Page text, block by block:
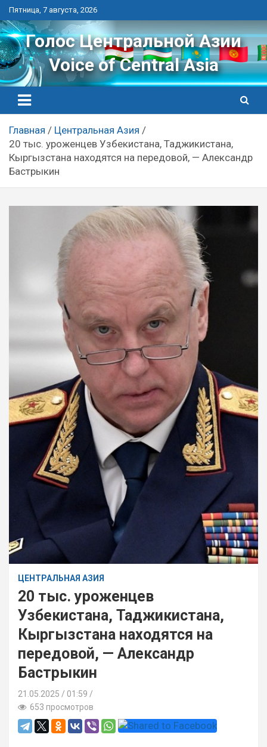
Перейти
к
контенту
Пятница, 7 августа, 2026
Голос Центральной Азии
Voice of Central Asia
Главная
Центральная Азия
20 тыс. уроженцев Узбекистана, Таджикистана,
Кыргызстана находятся на передовой, — Александр
Бастрыкин
ЦЕНТРАЛЬНАЯ АЗИЯ
20 тыс. уроженцев
Узбекистана, Таджикистана,
Кыргызстана находятся на
передовой, — Александр
Бастрыкин
21.05.2025
01:59 /
653 просмотров